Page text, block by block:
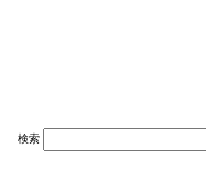
検索